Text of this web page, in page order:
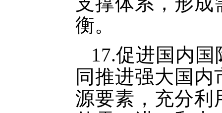
衡。
17.促进国内
同推进强大国
源要素，充分利